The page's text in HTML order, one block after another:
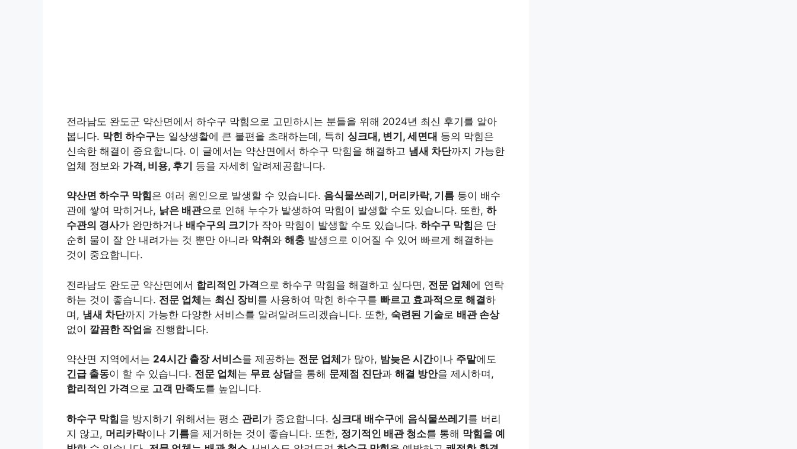
전라남도 완도군 약산면에서 하수구 막힘으로 고민하시는 분들을 위해 2024년 최신 후기를 알아
봅니다. 막힌 하수구는 일상생활에 큰 불편을 초래하는데, 특히 싱크대, 변기, 세면대 등의 막힘은
신속한 해결이 중요합니다. 이 글에서는 약산면에서 하수구 막힘을 해결하고 냄새 차단까지 가능한
업체 정보와 가격, 비용, 후기 등을 자세히 알려제공합니다.
약산면 하수구 막힘은 여러 원인으로 발생할 수 있습니다. 음식물쓰레기, 머리카락, 기름 등이 배수
관에 쌓여 막히거나, 낡은 배관으로 인해 누수가 발생하여 막힘이 발생할 수도 있습니다. 또한, 하
수관의 경사가 완만하거나 배수구의 크기 가 작아 막힘이 발생할 수도 있습니다. 하수구 막힘은 단
순히 물이 잘 안 내려가는 것 뿐만 아니라 악취 와 해충 발생으로 이어질 수 있어 빠르게 해결하는
것이 중요합니다.
전라남도 완도군 약산면에서 합리적인 가격 으로 하수구 막힘을 해결하고 싶다면, 전문 업체에 연락
하는 것이 좋습니다. 전문 업체는 최신 장비를 사용하여 막힌 하수구를 빠르고 효과적으로 해결하
며, 냄새 차단까지 가능한 다양한 서비스를 알려알려드리겠습니다. 또한, 숙련된 기술로 배관 손상
없이 깔끔한 작업을 진행합니다.
약산면 지역에서는 24시간 출장 서비스를 제공하는 전문 업체 가 많아, 밤늦은 시간이나 주말에도
긴급 출동이 할 수 있습니다. 전문 업체 는 무료 상담을 통해 문제점 진단과 해결 방안을 제시하며,
합리적인 가격으로 고객 만족도를 높입니다.
하수구 막힘을 방지하기 위해서는 평소 관리가 중요합니다. 싱크대 배수구에 음식물쓰레기를 버리
지 않고, 머리카락이나 기름을 제거하는 것이 좋습니다. 또한, 정기적인 배관 청소를 통해 막힘을 예